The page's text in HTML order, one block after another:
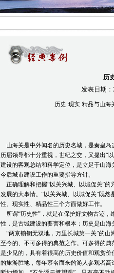
历
发表日期
历史·现实·精品与山
山海关是中外闻名的历史名城，是秦皇岛
历届领导都十分重视，世纪之交，又提出“
建设的客观总结和科学定位，是立足于山
今后城市建设工作的重要指导方针。
正确理解和把握“以关兴城、以城促关”的
发展的大事情。“以关兴城、以城促关”既
性、现实性、精品性三个方面做好工作。
所谓“历史性”，就是在保护好文物古迹，
性，是古城建设的要害和根本；历史是山海
“两京锁钥无双地，万里长城第一关”的山
至今的、不可多得的典范之作。可多得的
是少见的，具有着很高的历史价值和观赏
的旅游胜地，每年慕名而来的游人参观者